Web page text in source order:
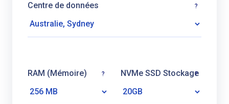
Centre de données ?
RAM (Mémoire) ? NVMe SSD Stockage
?